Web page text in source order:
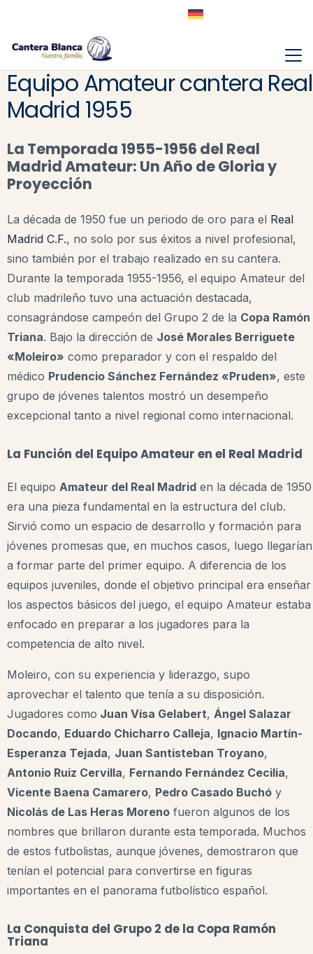
Equipo Amateur cantera Real
Madrid 1955
La Temporada 1955-1956 del Real
Madrid Amateur: Un Año de Gloria y
Proyección
La década de 1950 fue un periodo de oro para el Real
Madrid C.F., no solo por sus éxitos a nivel profesional,
sino también por el trabajo realizado en su cantera.
Durante la temporada 1955-1956, el equipo Amateur del
club madrileño tuvo una actuación destacada,
consagrándose campeón del Grupo 2 de la Copa Ramón
Triana. Bajo la dirección de José Morales Berriguete
«Moleiro» como preparador y con el respaldo del
médico Prudencio Sánchez Fernández «Pruden», este
grupo de jóvenes talentos mostró un desempeño
excepcional tanto a nivel regional como internacional.
La Función del Equipo Amateur en el Real Madrid
El equipo Amateur del Real Madrid en la década de 1950
era una pieza fundamental en la estructura del club.
Sirvió como un espacio de desarrollo y formación para
jóvenes promesas que, en muchos casos, luego llegarían
a formar parte del primer equipo. A diferencia de los
equipos juveniles, donde el objetivo principal era enseñar
los aspectos básicos del juego, el equipo Amateur estaba
enfocado en preparar a los jugadores para la
competencia de alto nivel.
Moleiro, con su experiencia y liderazgo, supo
aprovechar el talento que tenía a su disposición.
Jugadores como Juan Vísa Gelabert, Ángel Salazar
Docando, Eduardo Chicharro Calleja, Ignacio Martín-
Esperanza Tejada, Juan Santisteban Troyano,
Antonio Ruiz Cervilla, Fernando Fernández Cecilia,
Vicente Baena Camarero, Pedro Casado Buchó y
Nicolás de Las Heras Moreno fueron algunos de los
nombres que brillaron durante esta temporada. Muchos
de estos futbolistas, aunque jóvenes, demostraron que
tenían el potencial para convertirse en figuras
importantes en el panorama futbolístico español.
La Conquista del Grupo 2 de la Copa Ramón
Triana